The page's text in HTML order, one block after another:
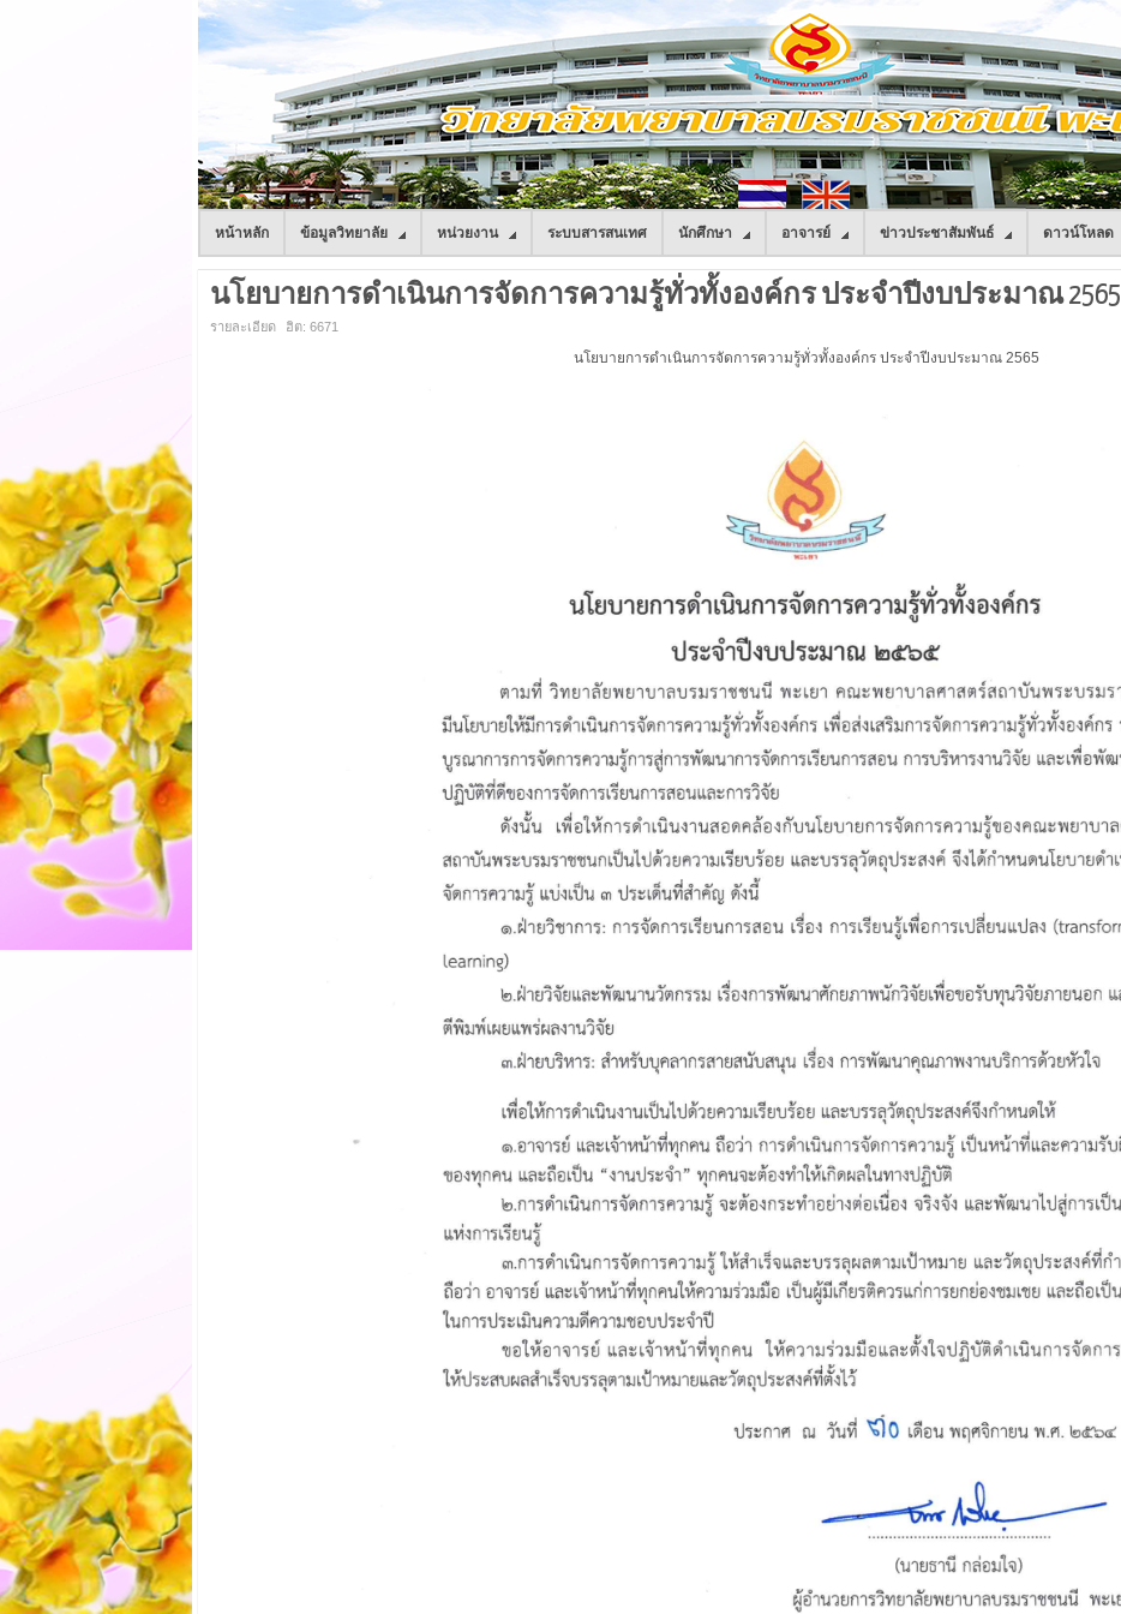
หน้าหลัก ข้อมูลวิทยาลัย หน่วยงาน ระบบสารสนเทศ นักศึกษา อาจารย์ ข่าวประชาสัมพันธ์ ดาวน์โหลด
นโยบายการดำเนินการจัดการความรู้ทั่วทั้งองค์กร ประจำปีงบประมาณ 2565
รายละเอียด ฮิต: 6671
นโยบายการดำเนินการจัดการความรู้ทั่วทั้งองค์กร ประจำปีงบประมาณ 2565